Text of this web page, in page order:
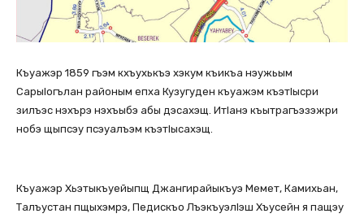
Къуажэр 1859 гъэм кхъухькъэ хэкум къикъа нэужьым
Сарыlогълан районым епха Кузугуден къуажэм къэтlысри
зилъэс нэхърэ нэхъыбэ абы дэсахэщ. Итlанэ къытрагъэзэжри
нобэ щыпсэу псэуалъэм къэтlысахэщ.
Къуажэр Хьэтыкъуейыпщ Джангирайыкъуэ Мемет, Камихьан,
Талъустан пщыхэмрэ, Педискъо Лъэкъуэлlэш Хъусейн я пащэу